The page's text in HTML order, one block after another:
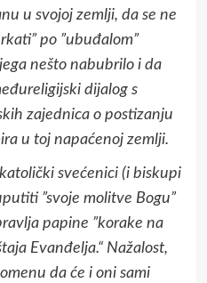
u svojoj zemlji, da se ne
po ”ubuđalom”
nešto nabubrilo i da
dijalog s
zajednica o postizanju
u toj napaćenoj zemlji.
svećenici (i biskupi
”svoje molitve Bogu”
papine ”korake na
Evanđelja.“ Nažalost,
da će i oni sami